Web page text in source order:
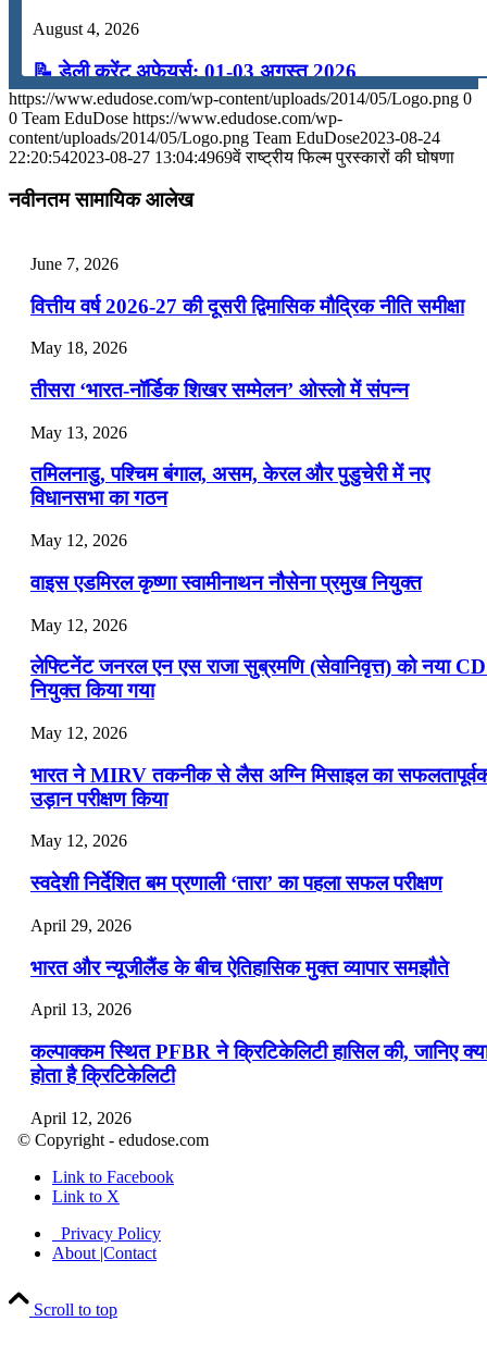
August 4, 2026
📝 डेली करेंट अफेयर्स: 01-03 अगस्त 2026
July 31, 2026
📝 डेली करेंट अफेयर्स: 28-31 जुलाई 2026
July 28, 2026
📝 डेली करेंट अफेयर्स: 22-24 जुलाई 2026
📝 डेली करेंट अफेयर्स: 16-18 जुलाई 2026
https://www.edudose.com/wp-content/uploads/2014/05/Logo.png 0
0 Team EduDose https://www.edudose.com/wp-
content/uploads/2014/05/Logo.png Team EduDose2023-08-24
22:20:542023-08-27 13:04:4969वें राष्‍ट्रीय फिल्‍म पुरस्‍कारों की घोषणा
नवीनतम सामायिक आलेख
June 7, 2026
वित्तीय वर्ष 2026-27 की दूसरी द्विमासिक मौद्रिक नीति समीक्षा
May 18, 2026
तीसरा ‘भारत-नॉर्डिक शिखर सम्मेलन’ ओस्लो में संपन्न
May 13, 2026
तमिलनाडु, पश्चिम बंगाल, असम, केरल और पुडुचेरी में नए
विधानसभा का गठन
May 12, 2026
वाइस एडमिरल कृष्णा स्वामीनाथन नौसेना प्रमुख नियुक्त
May 12, 2026
लेफ्टिनेंट जनरल एन एस राजा सुब्रमणि (सेवानिवृत्त) को नया
नियुक्त किया गया
May 12, 2026
भारत ने MIRV तकनीक से लैस अग्नि मिसाइल का
उड़ान परीक्षण किया
May 12, 2026
स्वदेशी निर्देशित बम प्रणाली ‘तारा’ का पहला सफल परीक्षण
April 29, 2026
भारत और न्यूजीलैंड के बीच ऐतिहासिक मुक्त व्यापार समझौते
April 13, 2026
कल्पाक्कम स्थित PFBR ने क्रिटिकेलिटी हासिल की, जानिए
होता है क्रिटिकेलिटी
April 12, 2026
April 9, 2026
नासा का आर्टेमिस-2 मिशन: मनुष्य एक बार फिर से चंद्रमा के
पहुंचा
April 7, 2026
© Copyright - edudose.com
Link to Facebook
Link to X
Privacy Policy
About |Contact
Scroll to top